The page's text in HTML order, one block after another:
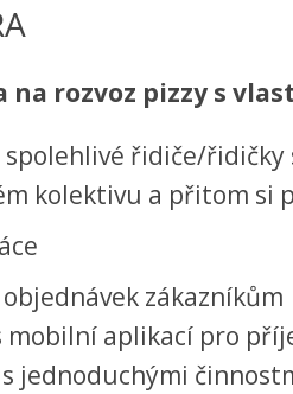
na rozvoz pizzy s
spolehlivé řidiče/
kolektivu a přitom si
objednávek zákazníkům
mobilní aplikací pro
s jednoduchými